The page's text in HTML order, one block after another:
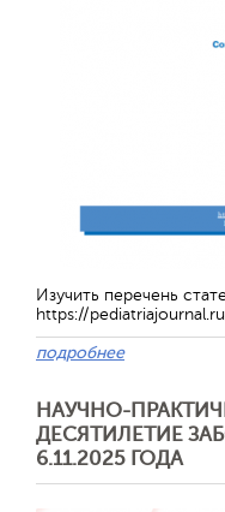
Изучить перечень
https://
подробнее
НАУЧНО-
ДЕСЯТИЛЕТИЕ
6.11.2025 ГОДА